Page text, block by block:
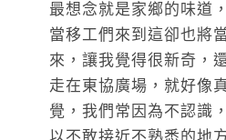
最想念就是家鄉的味道
當移工們來到這卻也將
來，讓我覺得很新奇，
走在東協廣場，就好像
覺，我們常因為不認識